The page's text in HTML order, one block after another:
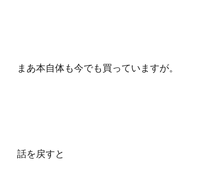
まあ本自体も今でも買っていますが。
話を戻すと